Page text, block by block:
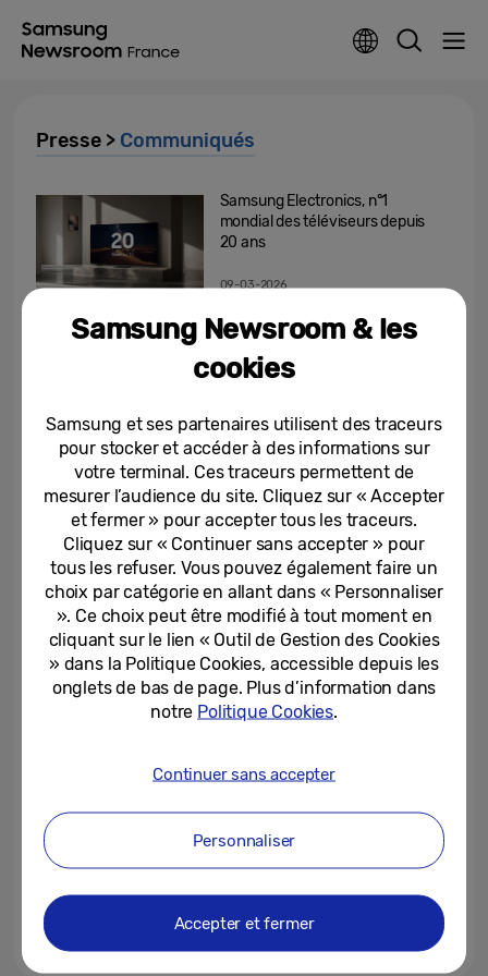
Presse > Communiqués
Samsung Electronics, n°1
mondial des téléviseurs depuis
20 ans
09-03-2026
Avec l’écran Privacy Display du
protège les contenus des...
MWC 2026 : le Galaxy S26 Ultra
de Samsung remporte le prix «
Best in Show » aux Global...
05-03-2026
After Ski avec Samsung :
entretenez vos vêtements
d’hiver en toute simplicité
05-03-2026
Les grands écrans TV Samsung
Samsung et Vodafone
façonnent l’avenir des réseaux
03-03-2026
Samsung Newsroom & les
cookies
Samsung et ses partenaires utilisent des traceurs
pour stocker et accéder à des informations sur
votre terminal. Ces traceurs permettent de
mesurer l’audience du site. Cliquez sur « Accepter
et fermer » pour accepter tous les traceurs.
Cliquez sur « Continuer sans accepter » pour
tous les refuser. Vous pouvez également faire un
choix par catégorie en allant dans « Personnaliser
». Ce choix peut être modifié à tout moment en
cliquant sur le lien « Outil de Gestion des Cookies
» dans la Politique Cookies, accessible depuis les
onglets de bas de page. Plus d’information dans
notre Politique Cookies.
Continuer sans accepter
Personnaliser
Accepter et fermer